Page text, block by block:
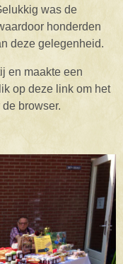
was de
honderden
deze gelegenheid.
en maakte een
op deze link om het
browser.